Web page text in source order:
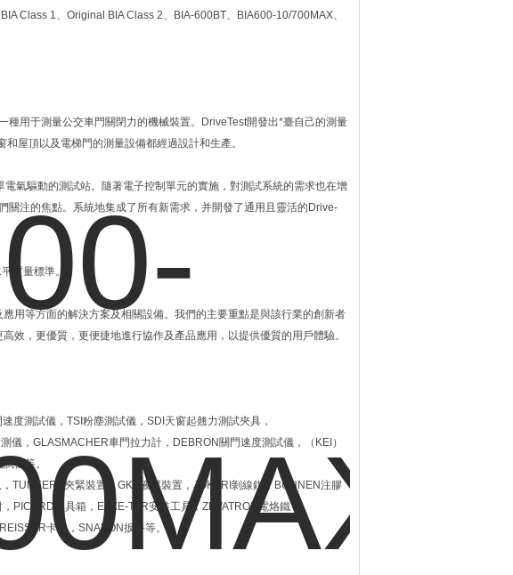
Class 1、Original BIA Class 2、BIA-600BT、BIA600-10/700MAX、
用于測量公交車門關閉力的機械裝置。DriveTest開發出*臺自己的測量
屋頂以及電梯門的測量設備都經過設計和生產。
氣驅動的測試站。隨著電子控制單元的實施，對測試系統的需求也在增
注的焦點。系統地集成了所有新需求，并開發了通用且靈活的Drive-
質量標準。
用等方面的解決方案及相關設備。我們的主要重點是與該行業的創新者
效，更優質，更便捷地進行協作及產品應用，以提供優質的用戶體驗。
度測試儀，TSI粉塵測試儀，SDI天窗起翹力測試夾具，
儀，GLASMACHER車門拉力計，DEBRON關門速度測試儀，（KEI）
儀等。
TUNKERS夾緊裝置，GKS液壓裝置，JOKARI剝線鉗，BUHNEN注膠
PICARD工具箱，ETXE-TAR安裝工具，ZEVATRON電烙鐵，
卡尺，SNAPON扳手等。